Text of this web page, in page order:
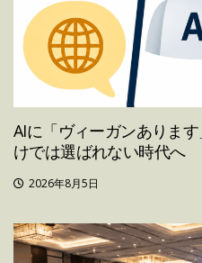
AIに「ヴィーガンありま
けでは選ばれない時代へ
2026年8月5日